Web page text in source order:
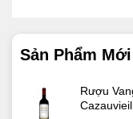
Sản Phẩm Mới
Rượu